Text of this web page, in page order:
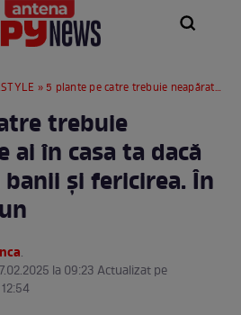
» 5 plante pe catre trebuie neapărat să le ai în casa ta dacă vrei să atragi banii și fericirea. În ce locuri se pun
trebuie
ai în casa ta dacă
și fericirea. În
.
la 09:23 Actualizat pe